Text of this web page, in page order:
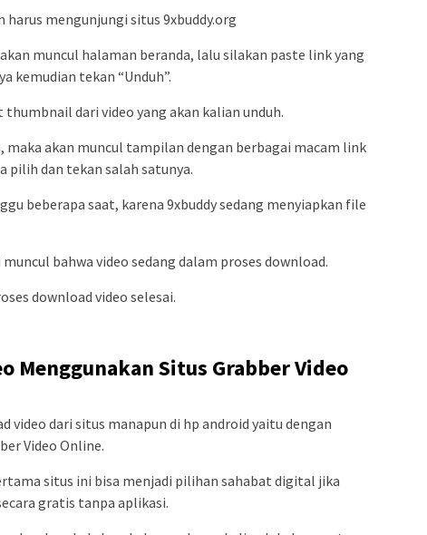
mengunjungi situs 9xbuddy.org
muncul halaman beranda, lalu silakan paste link yang
kemudian tekan “Unduh”.
dari video yang akan kalian unduh.
maka akan muncul tampilan dengan berbagai macam link
pilih dan tekan salah satunya.
beberapa saat, karena 9xbuddy sedang menyiapkan file
bahwa video sedang dalam proses download.
download video selesai.
Menggunakan Situs Grabber Video
video dari situs manapun di hp android yaitu dengan
Video Online.
situs ini bisa menjadi pilihan sahabat digital jika
gratis tanpa aplikasi.